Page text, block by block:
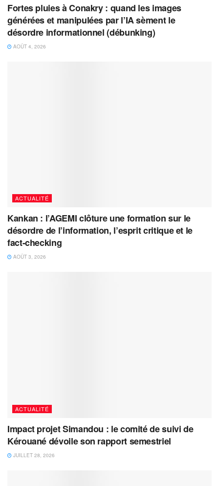
Fortes pluies à Conakry : quand les images
générées et manipulées par l’IA sèment le
désordre informationnel (débunking)
AOÛT 4, 2026
ACTUALITÉ
Kankan : l’AGEMI clôture une formation sur le
désordre de l’information, l’esprit critique et le
fact-checking
AOÛT 3, 2026
ACTUALITÉ
Impact projet Simandou : le comité de suivi de
Kérouané dévoile son rapport semestriel
JUILLET 28, 2026